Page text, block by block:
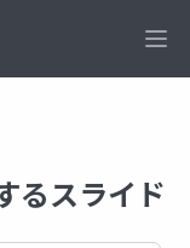
るスライド